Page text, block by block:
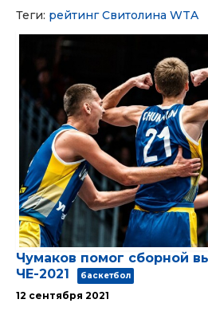
Теги: рейтинг Свитолина WTA
Чумаков помог сборной
ЧЕ-2021
баскетбол
12 сентября 2021